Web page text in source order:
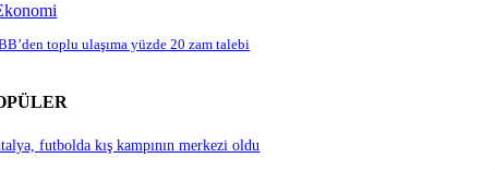
toplu ulaşıma yüzde 20 zam talebi
futbolda kış kampının merkezi oldu